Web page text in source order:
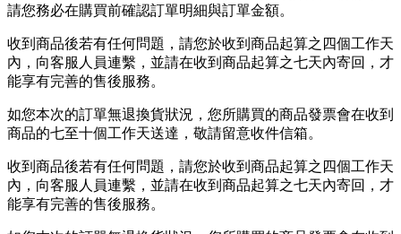
請您務必在購買前確認訂單明細與訂單金額。
收到商品後若有任何問題，請您於收到商品起算之四個工作天
內，向客服人員連繫，並請在收到商品起算之七天內寄回，才
能享有完善的售後服務。
如您本次的訂單無退換貨狀況，您所購買的商品發票會在收到
商品的七至十個工作天送達，敬請留意收件信箱。
收到商品後若有任何問題，請您於收到商品起算之四個工作天
內，向客服人員連繫，並請在收到商品起算之七天內寄回，才
能享有完善的售後服務。